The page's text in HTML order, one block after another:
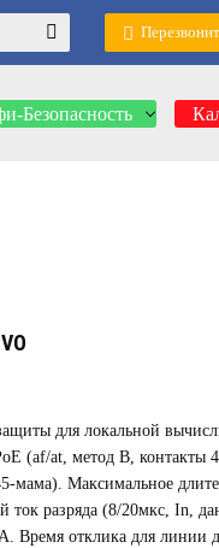
Безопасность
для локальной
(af/at, метод B, контакты
мама). Максимальное
ток разряда (8/20мкс, In,
Время отклика для линии